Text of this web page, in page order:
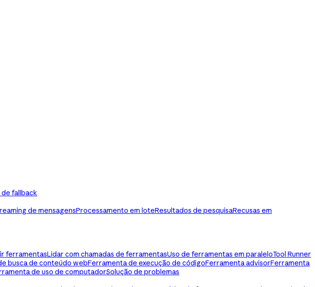
fallback
de mensagensProcessamento em loteResultados de pesquisaRecusas em
ferramentasLidar com chamadas de ferramentasUso de ferramentas em paraleloTool Runner
busca de conteúdo webFerramenta de execução de códigoFerramenta advisorFerramenta
de uso de computadorSolução de problemas